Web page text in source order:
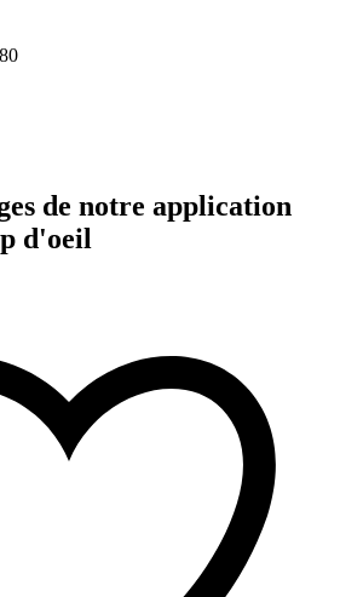
de notre application
d'oeil